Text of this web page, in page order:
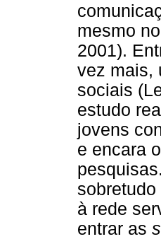
mesmo
2001).
vez mais,
sociais
estudo
jovens
e encara
à rede
entrar as